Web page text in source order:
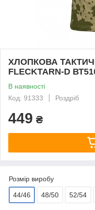
ХЛОПКОВА
FLECKTARN-D
В наявності
Код: 91333
Роздріб
449 ₴
Розмір виробу
44/46 48/50 52/54